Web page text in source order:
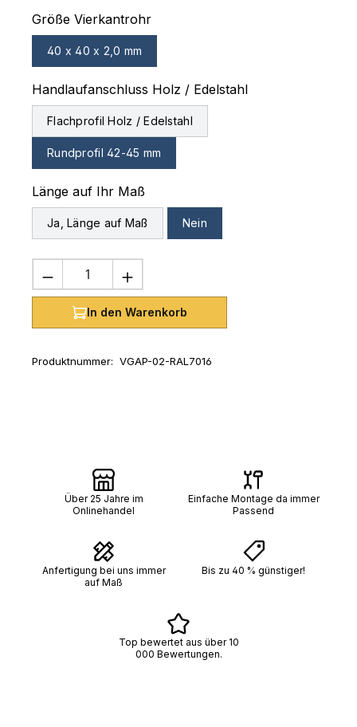
Größe Vierkantrohrauswählen
40 x 40 x 2,0 mm
Handlaufanschluss Holz / Edelstahlauswählen
Flachprofil Holz / Edelstahl
Rundprofil 42-45 mm
Länge auf Ihr Maß
Ja, Länge auf Maß Nein
Produkt Anzahl: Gib den
In den Warenkorb
Produktnummer: VGAP-02-RAL7016
Über 25 Jahre im
Onlinehandel
Einfache Montage da immer
Passend
Anfertigung bei uns immer
auf Maß
Bis zu 40 % günstiger!
Top bewertet aus über 10
000 Bewertungen.